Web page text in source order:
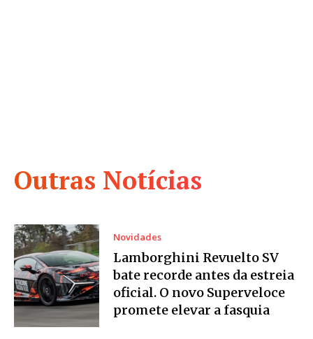
Outras Notícias
Novidades
Lamborghini Revuelto SV
bate recorde antes da estreia
oficial. O novo Superveloce
promete elevar a fasquia